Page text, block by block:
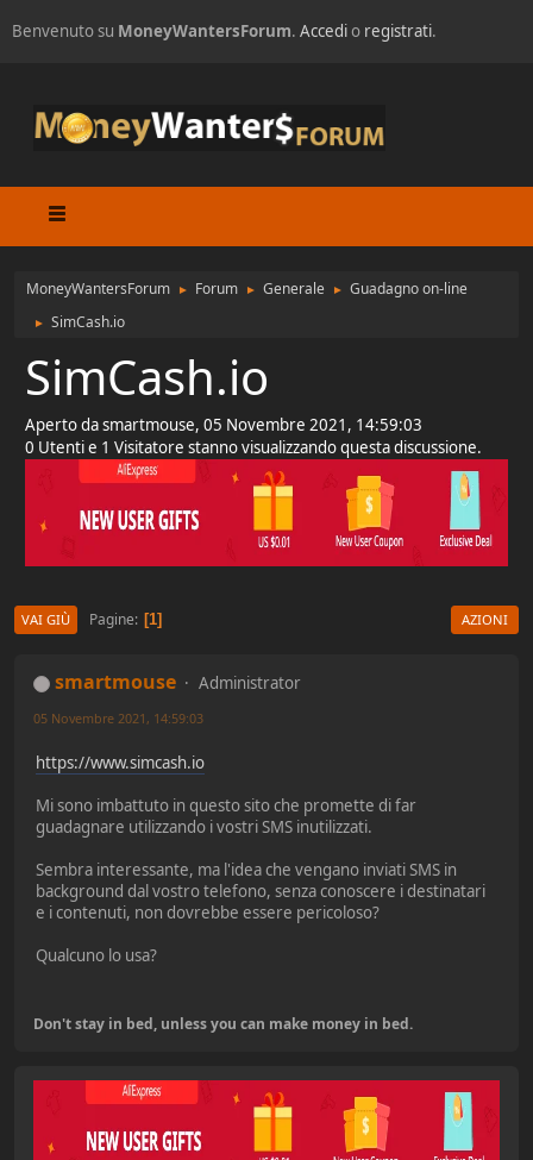
Benvenuto su MoneyWantersForum. Accedio registrati.
MoneyWantersForum ► Forum ► Generale ► Guadagno on-line
► SimCash.io
SimCash.io
Aperto da smartmouse, 05 Novembre 2021, 14:59:03
0 Utenti e 1 Visitatore stanno visualizzando questa discussione.
VAI GIÙ Pagine 1 AZIONI
smartmouse Administrator
05 Novembre 2021, 14:59:03
https://www.simcash.io
Mi sono imbattuto in questo sito che promette di far
guadagnare utilizzando i vostri SMS inutilizzati.
Sembra interessante, ma l'idea che vengano inviati SMS in
background dal vostro telefono, senza conoscere i destinatari
e i contenuti, non dovrebbe essere pericoloso?
Qualcuno lo usa?
Don't stay in bed, unless you can make money in bed.